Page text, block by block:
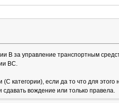
В за управление транспортным
ВС.
категории), если да то что для этого
вождение или только правела.